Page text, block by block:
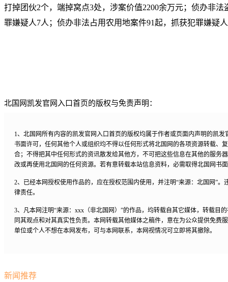
打掉团伙2个，端掉窝点3处，涉案价值2200余万元；侦办非
罪嫌疑人7人；侦办非法占用农用地案件91起，抓获犯罪嫌疑
北国网凯发官网入口首页的版权与免责声明：
1、北国网所有内容的凯发官网入口首页的版权均属于作者或页面内声明的凯
书面许可，任何其他个人或组织均不得以任何形式将北国网的各项资源转载、
合；不得把其中任何形式的资讯散发给其他方，不可把这些信息在其他的服务
改或再使用北国网的任何资源。若有意转载本站信息资料，必需取得北国网书
2、已经本网授权使用作品的，应在授权范围内使用，并注明“来源：北国网”
律责任。
3、凡本网注明“来源：xxx（非北国网）”的作品，均转载自其它媒体，转载目
同其观点和对其真实性负责。本网转载其他媒体之稿件，意在为公众提供免费
单位或个人不想在本网发布，可与本网联系，本网视情况可立即将其撤除。
新闻推荐